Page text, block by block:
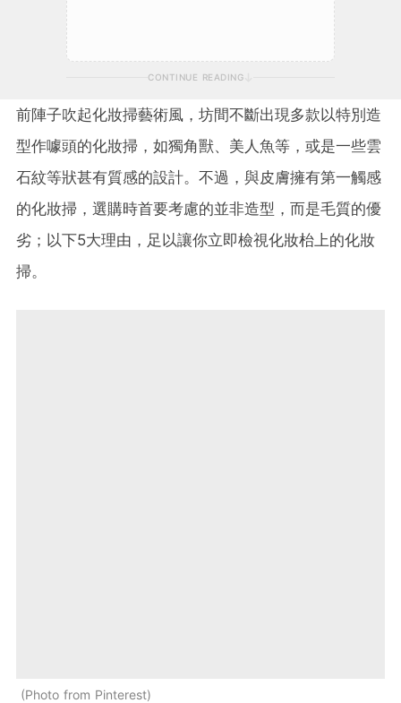
CONTINUE READING
前陣子吹起化妝掃藝術風，坊間不斷出現多款以特別造
型作噱頭的化妝掃，如獨角獸、美人魚等，或是一些雲
石紋等狀甚有質感的設計。不過，與皮膚擁有第一觸感
的化妝掃，選購時首要考慮的並非造型，而是毛質的優
劣；以下5大理由，足以讓你立即檢視化妝枱上的化妝
掃。
Photo from Pinterest